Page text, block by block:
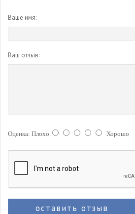
Ваше имя:
Ваш отзыв:
Оценка: Плохо Хорошо
оставить отзыв